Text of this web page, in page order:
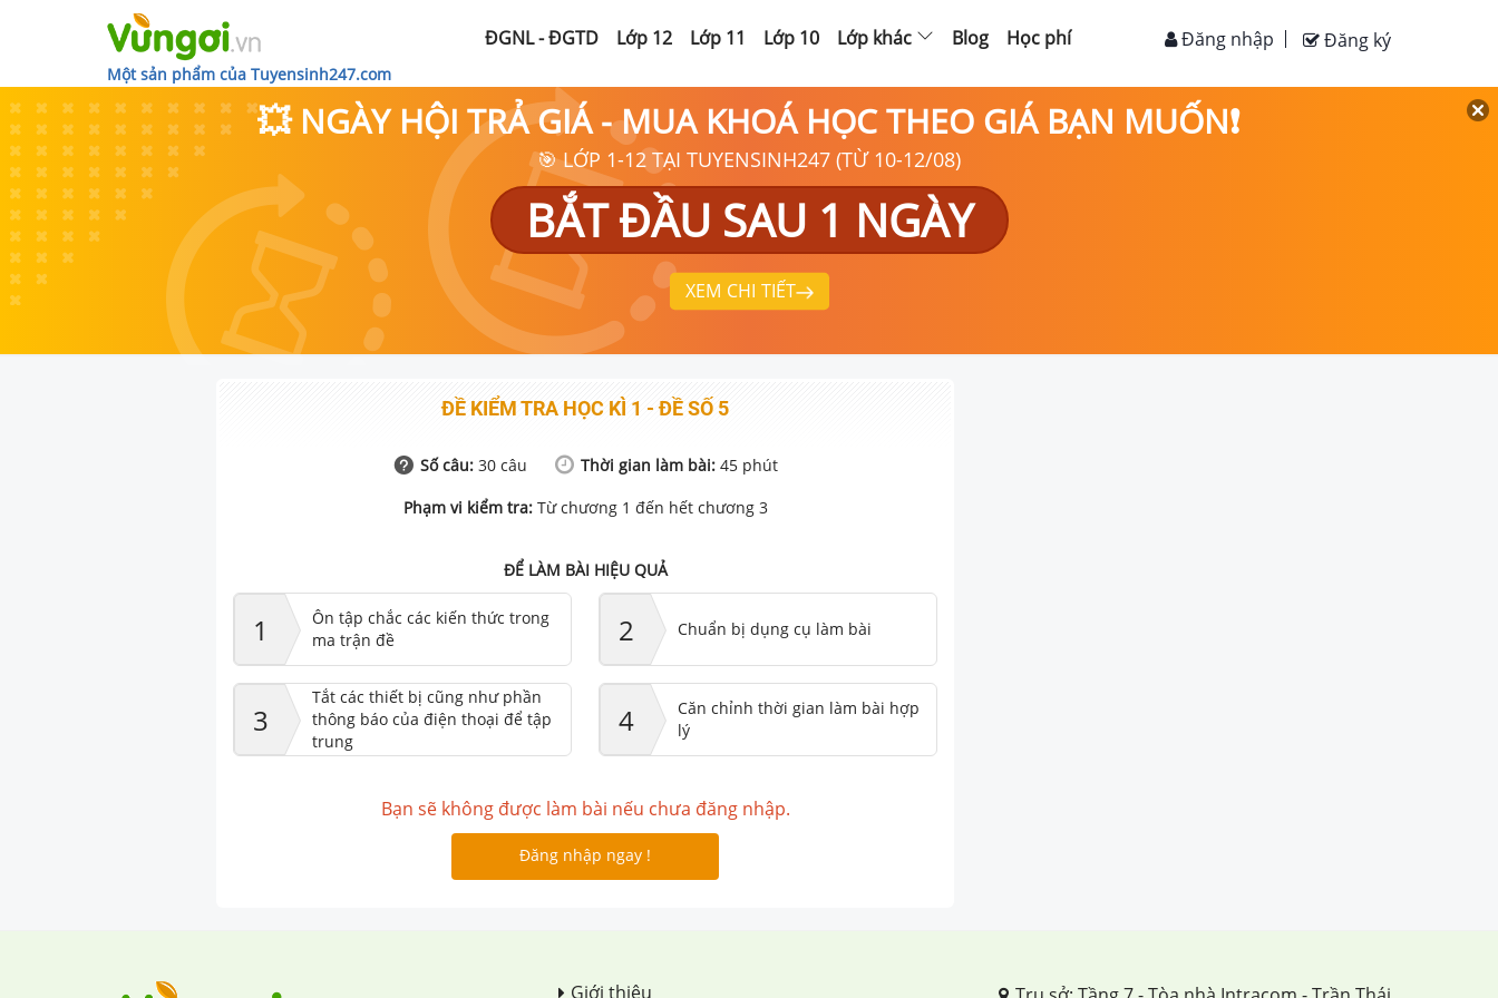
Một sản phẩm của Tuyensinh247.com
ĐGNL - ĐGTD Lớp 12 Lớp 11 Lớp 10 Lớp khác Blog Học phí Đăng ký
Đăng nhập
💥 NGÀY HỘI TRẢ GIÁ - MUA KHOÁ HỌC THEO GIÁ BẠN MUỐN❗
🎯 LỚP 1-12 TẠI TUYENSINH247 (TỪ 10-12/08)
BẮT ĐẦU SAU 1 NGÀY
XEM CHI TIẾT
ĐỀ KIỂM TRA HỌC KÌ 1 - ĐỀ SỐ 5
Số câu: 30câu Thời gian làm bài: 45phút
Phạm vi kiểm tra: Từ chương 1 đến hết chương 3
ĐỂ LÀM BÀI HIỆU QUẢ
1
Ôn tập chắc các kiến thức trong
ma trận đề
2 Chuẩn bị dụng cụ làm bài
3
Tắt các thiết bị cũng như phần
thông báo của điện thoại để tập
trung
4
Căn chỉnh thời gian làm bài hợp
lý
Bạn sẽ không được làm bài nếu chưa đăng nhập.
Đăng nhập ngay !
Giới thiệu